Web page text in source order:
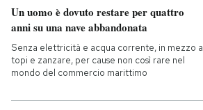
Un uomo è dovuto restare per quattro
anni su una nave abbandonata
Senza elettricità e acqua corrente, in mezzo a
topi e zanzare, per cause non così rare nel
mondo del commercio marittimo